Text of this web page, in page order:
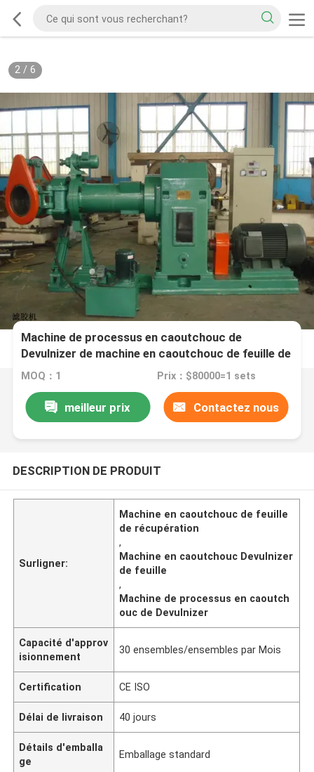
2/ 6
Machine de processus en caoutchouc de
Devulnizer de machine en caoutchouc de feuille de
récupération
MOQ：1 Prix：$80000=1 sets
meilleur prix Contactez nous
DESCRIPTION DE PRODUIT
Surligner:
Machine en caoutchouc de feuille
de récupération
,
Machine en caoutchouc Devulnizer
de feuille
,
Machine de processus en caoutch
ouc de Devulnizer
Capacité d'approv
isionnement
30 ensembles/ensembles par Mois
Certification CE ISO
Délai de livraison 40 jours
Détails d'emballa
ge
Emballage standard